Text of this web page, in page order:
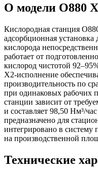
О модели O880
Кислородная станция
адсорбционная установка
кислорода
работает от
кислород чистотой
X2-исполнение
производительность по
при одинаковых рабочих
станции зависит от
и составляет 98,50 Нм³/
предназначено для
интегрировано в систему
на производственной
Технические